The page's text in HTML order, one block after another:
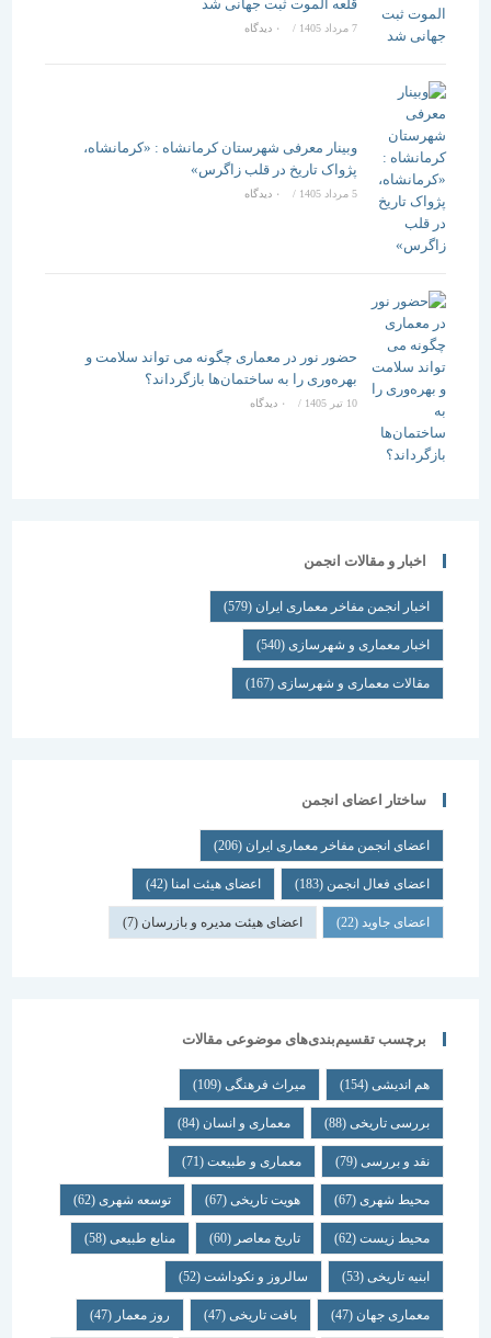
قلعه الموت ثبت جهانی شد
/ ۰ دیدگاه
وبینار معرفی شهرستان کرمانشاه : «کرمانشاه،
پژواک تاریخ در قلب زاگرس»
/ ۰ دیدگاه
حضور نور در معماری چگونه می تواند سلامت و
بهره‌وری را به ساختمان‌ها بازگرداند؟
/ ۰ دیدگاه
اخبار و مقالات انجمن
اخبار انجمن مفاخر معماری ایران(579)
اخبار معماری و شهرسازی(540)
مقالات معماری و شهرسازی(167)
ساختار اعضای انجمن
اعضای انجمن مفاخر معماری ایران(206)
اعضای فعال انجمن(183) اعضای هیئت امنا(42)
اعضای جاوید(22) اعضای هیئت مدیره و بازرسان(7)
برچسب تقسیم‌بندی‌های موضوعی مقالات
هم اندیشی(154) میراث فرهنگی(109)
بررسی تاریخی(88) معماری و انسان(84)
نقد و بررسی(79) معماری و طبیعت(71)
محیط شهری(67) هویت تاریخی(67) توسعه شهری(62)
محیط زیست(62) تاریخ معاصر(60) منابع طبیعی(58)
ابنیه تاریخی(53) سالروز و نکوداشت(52)
معماری جهان(47) بافت تاریخی(47) روز معمار(47)